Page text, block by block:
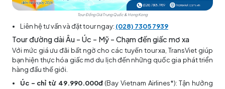
Tour Đồng Giá Trung Quốc & Hong Kong
Liên hệ tư vấn và đặt tour ngay: (028) 7305 7939
Tour đường dài Âu – Úc – Mỹ – Chạm đến giấc mơ xa
Với mức giá ưu đãi bất ngờ cho các tuyến tour xa, TransViet giúp
bạn hiện thực hóa giấc mơ du lịch đến những quốc gia phát triển
hàng đầu thế giới.
Úc – chỉ từ 49.990.000đ(Bay Vietnam Airlines*): Tận hưởng